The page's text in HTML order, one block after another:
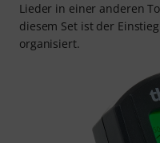
Lieder in einer anderen
diesem Set ist der
organisiert.